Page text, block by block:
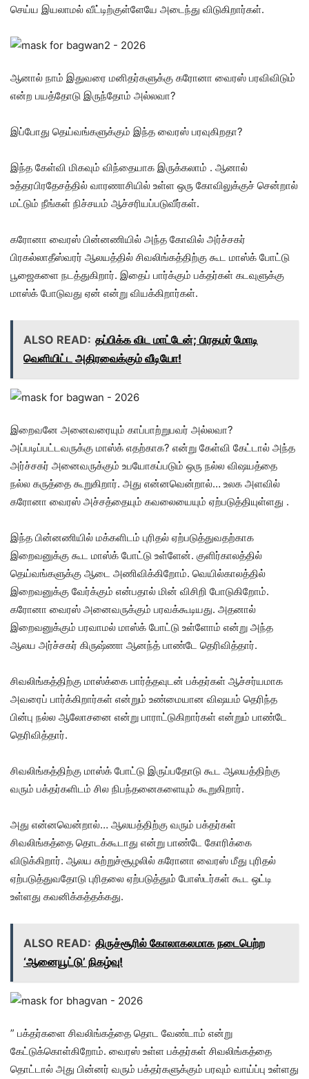
செய்ய இயலாமல் வீட்டிற்குள்ளேயே அடைந்து விடுகிறார்கள்.
ஆனால் நாம் இதுவரை மனிதர்களுக்கு கரோனா வைரஸ் பரவிவிடும்
என்ற பயத்தோடு இருந்தோம் அல்லவா?
இப்போது தெய்வங்களுக்கும் இந்த வைரஸ் பரவுகிறதா?
இந்த கேள்வி மிகவும் விந்தையாக இருக்கலாம் . ஆனால்
உத்தரபிரதேசத்தில் வாரணாசியில் உள்ள ஒரு கோவிலுக்குச் சென்றால்
மட்டும் நீங்கள் நிச்சயம் ஆச்சரியப்படுவீர்கள்.
கரோனா வைரஸ் பின்னணியில் அந்த கோவில் அர்ச்சகர்
பிரகல்லாதீஸ்வரர் ஆலயத்தில் சிவலிங்கத்திற்கு கூட மாஸ்க் போட்டு
பூஜைகளை நடத்துகிறார். இதைப் பார்க்கும் பக்தர்கள் கடவுளுக்கு
மாஸ்க் போடுவது ஏன் என்று வியக்கிறார்கள்.
ALSO READ: தப்பிக்க விட மாட்டேன்; பிரதமர் மோடி
வெளியிட்ட அதிரவைக்கும் வீடியோ!
இறைவனே அனைவரையும் காப்பாற்றுபவர் அல்லவா?
அப்படிப்பட்டவருக்கு மாஸ்க் எதற்காக? என்று கேள்வி கேட்டால் அந்த
அர்ச்சகர் அனைவருக்கும் உபயோகப்படும் ஒரு நல்ல விஷயத்தை
நல்ல கருத்தை கூறுகிறார். அது என்னவென்றால்… உலக அளவில்
கரோனா வைரஸ் அச்சத்தையும் கவலையையும் ஏற்படுத்தியுள்ளது .
இந்த பின்னணியில் மக்களிடம் புரிதல் ஏற்படுத்துவதற்காக
இறைவனுக்கு கூட மாஸ்க் போட்டு உள்ளேன். குளிர்காலத்தில்
தெய்வங்களுக்கு ஆடை அணிவிக்கிறோம். வெயில்காலத்தில்
இறைவனுக்கு வேர்க்கும் என்பதால் மின் விசிறி போடுகிறோம்.
கரோனா வைரஸ் அனைவருக்கும் பரவக்கூடியது. அதனால்
இறைவனுக்கும் பரவாமல் மாஸ்க் போட்டு உள்ளோம் என்று அந்த
ஆலய அர்ச்சகர் கிருஷ்ணா ஆனந்த் பாண்டே தெரிவித்தார்.
சிவலிங்கத்திற்கு மாஸ்க்கை பார்த்தவுடன் பக்தர்கள் ஆச்சர்யமாக
அவரைப் பார்க்கிறார்கள் என்றும் உண்மையான விஷயம் தெரிந்த
பின்பு நல்ல ஆலோசனை என்று பாராட்டுகிறார்கள் என்றும் பாண்டே
தெரிவித்தார்.
சிவலிங்கத்திற்கு மாஸ்க் போட்டு இருப்பதோடு கூட ஆலயத்திற்கு
வரும் பக்தர்களிடம் சில நிபந்தனைகளையும் கூறுகிறார்.
அது என்னவென்றால்… ஆலயத்திற்கு வரும் பக்தர்கள்
சிவலிங்கத்தை தொடக்கூடாது என்று பாண்டே கோரிக்கை
விடுக்கிறார். ஆலய சுற்றுச்சூழலில் கரோனா வைரஸ் மீது புரிதல்
ஏற்படுத்துவதோடு புரிதலை ஏற்படுத்தும் போஸ்டர்கள் கூட ஒட்டி
உள்ளது கவனிக்கத்தக்கது.
ALSO READ: திருச்சூரில் கோலாகலமாக நடைபெற்ற
‘ஆனையூட்டு’ நிகழ்வு!
” பக்தர்களை சிவலிங்கத்தை தொட வேண்டாம் என்று
கேட்டுக்கொள்கிறோம். வைரஸ் உள்ள பக்தர்கள் சிவலிங்கத்தை
தொட்டால் அது பின்னர் வரும் பக்தர்களுக்கும் பரவும் வாய்ப்பு உள்ளது